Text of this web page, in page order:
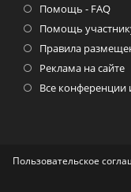
Помощь - FAQ
Помощь
Правила
Реклама на сайте
Все конференции
Пользовательское